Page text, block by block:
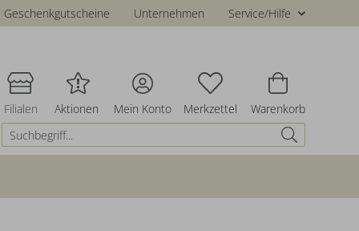
Geschenkgutscheine Unternehmen Service/Hilfe
Filialen Aktionen Mein Konto Merkzettel Warenkorb